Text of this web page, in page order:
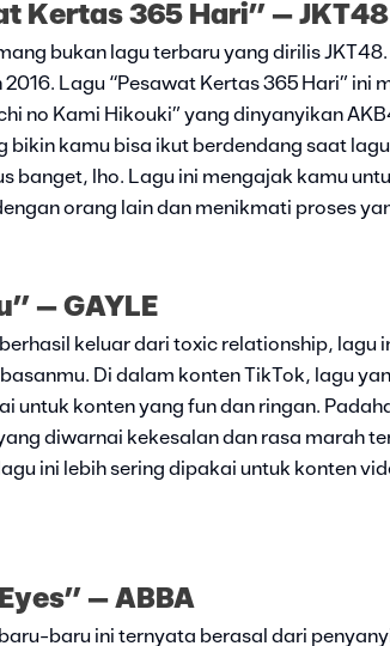
Kertas 365 Hari” – JKT48
bukan lagu terbaru yang dirilis
Lagu “Pesawat Kertas 365 Hari” ini
no Kami Hikouki” yang dinyanyikan
bikin kamu bisa ikut berdendang saat
banget, lho. Lagu ini mengajak kamu
orang lain dan menikmati proses
– GAYLE
keluar dari toxic relationship, lagu
Di dalam konten TikTok, lagu
untuk konten yang fun dan ringan.
diwarnai kekesalan dan rasa marah
ini lebih sering dipakai untuk konten
– ABBA
baru ini ternyata berasal dari